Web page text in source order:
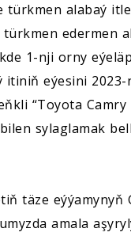
türkmen alabaý
türkmen edermen
1-nji orny
itiniň eýesini 2023-
“Toyota Camry
sylaglamak
täze eýýamynyň
amala